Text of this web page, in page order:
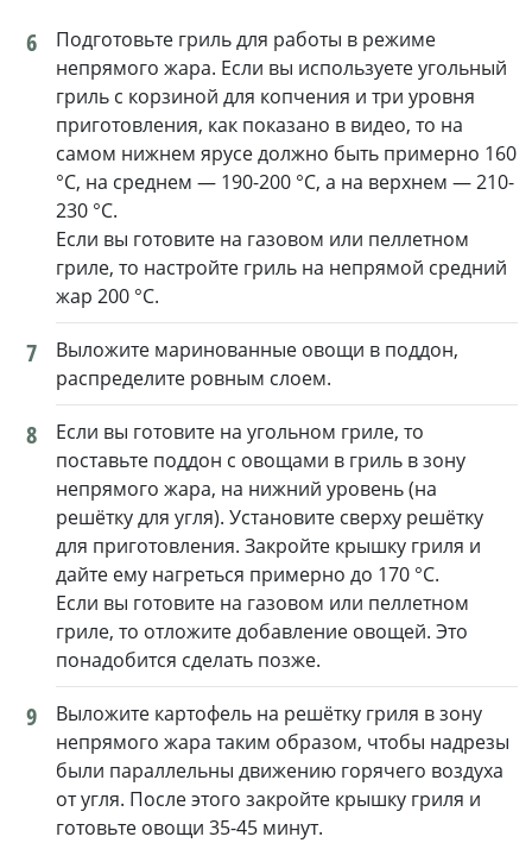
6
Подготовьте гриль для работы в режиме
непрямого жара. Если вы используете угольный
гриль с корзиной для копчения и три уровня
приготовления, как показано в видео, то на
самом нижнем ярусе должно быть примерно 160
°C, на среднем — 190-200 °C, а на верхнем — 210-
230 °C.
Если вы готовите на газовом или пеллетном
гриле, то настройте гриль на непрямой средний
жар 200 °C.
7
Выложите маринованные овощи в поддон,
распределите ровным слоем.
8
Если вы готовите на угольном гриле, то
поставьте поддон с овощами в гриль в зону
непрямого жара, на нижний уровень (на
решётку для угля). Установите сверху решётку
для приготовления. Закройте крышку гриля и
дайте ему нагреться примерно до 170 °C.
Если вы готовите на газовом или пеллетном
гриле, то отложите добавление овощей. Это
понадобится сделать позже.
9
Выложите картофель на решётку гриля в зону
непрямого жара таким образом, чтобы надрезы
были параллельны движению горячего воздуха
от угля. После этого закройте крышку гриля и
готовьте овощи 35-45 минут.